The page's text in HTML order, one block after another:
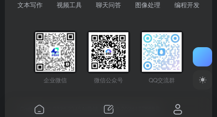
文本写作
视频工具
聊天问答
图像处理
编程开发
企业微信 微信公众号 QQ交流群
Copyright © 2026 粤ICP备2024177666号